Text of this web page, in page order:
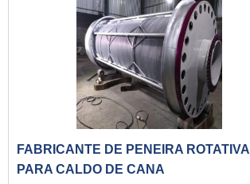
FABRICANTE DE PENEIRA ROTATIVA
PARA CALDO DE CANA